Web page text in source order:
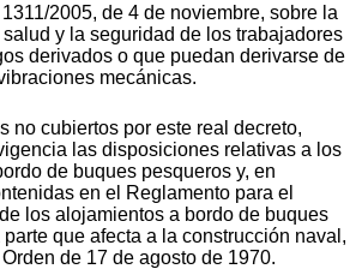
2005, de 4 de noviembre, sobre la
y la seguridad de los trabajadores
derivados o que puedan derivarse de
mecánicas.
no cubiertos por este real decreto,
las disposiciones relativas a los
de buques pesqueros y, en
en el Reglamento para el
los alojamientos a bordo de buques
que afecta a la construcción naval,
de 17 de agosto de 1970.